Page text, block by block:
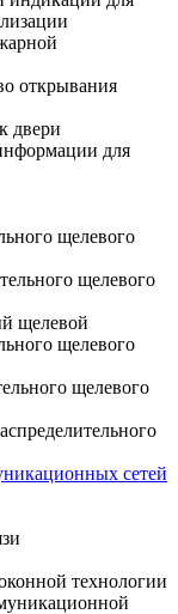
открывания
двери
для
щелевого
щелевого
щелевой
щелевого
щелевого
сетей
технологии